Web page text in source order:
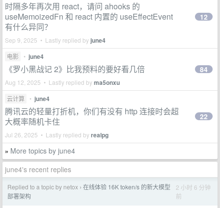
时隔多年再次用 react，请问 ahooks 的
useMemoizedFn 和 react 内置的 useEffectEvent
有什么异同？
Sep 9, 2025 • Lastly replied by june4
12
电影 • june4
《罗小黑战记 2》比我预料的要好看几倍
Aug 12, 2025 • Lastly replied byma5onxu
84
云计算 • june4
腾讯云的轻量打折机，你们有没有 http 连接时会超
大概率随机卡住
Jul 26, 2025 • Lastly replied byrealpg
22
» More topics by june4
june4's recent replies
Replied to a topic by netox › 在线体验 16K token/s 的新大模型
部署架构
2 小时 6 分钟
前